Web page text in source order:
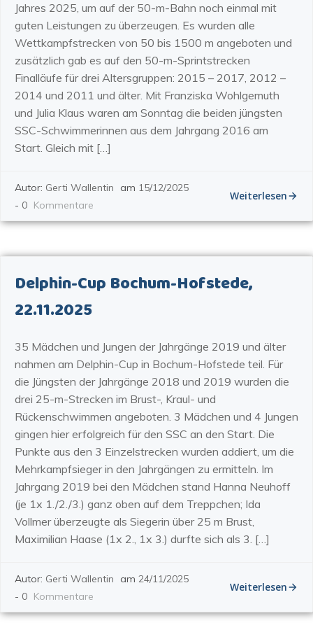
Jahres 2025, um auf der 50-m-Bahn noch einmal mit
guten Leistungen zu überzeugen. Es wurden alle
Wettkampfstrecken von 50 bis 1500 m angeboten und
zusätzlich gab es auf den 50-m-Sprintstrecken
Finalläufe für drei Altersgruppen: 2015 – 2017, 2012 –
2014 und 2011 und älter. Mit Franziska Wohlgemuth
und Julia Klaus waren am Sonntag die beiden jüngsten
SSC-Schwimmerinnen aus dem Jahrgang 2016 am
Start. Gleich mit […]
Autor: Gerti Wallentin am 15/12/2025
- 0 Kommentare
Weiterlesen
Delphin-Cup Bochum-Hofstede,
22.11.2025
35 Mädchen und Jungen der Jahrgänge 2019 und älter
nahmen am Delphin-Cup in Bochum-Hofstede teil. Für
die Jüngsten der Jahrgänge 2018 und 2019 wurden die
drei 25-m-Strecken im Brust-, Kraul- und
Rückenschwimmen angeboten. 3 Mädchen und 4 Jungen
gingen hier erfolgreich für den SSC an den Start. Die
Punkte aus den 3 Einzelstrecken wurden addiert, um die
Mehrkampfsieger in den Jahrgängen zu ermitteln. Im
Jahrgang 2019 bei den Mädchen stand Hanna Neuhoff
(je 1x 1./2./3.) ganz oben auf dem Treppchen; Ida
Vollmer überzeugte als Siegerin über 25 m Brust,
Maximilian Haase (1x 2., 1x 3.) durfte sich als 3. […]
Autor: Gerti Wallentin am 24/11/2025
- 0 Kommentare
Weiterlesen